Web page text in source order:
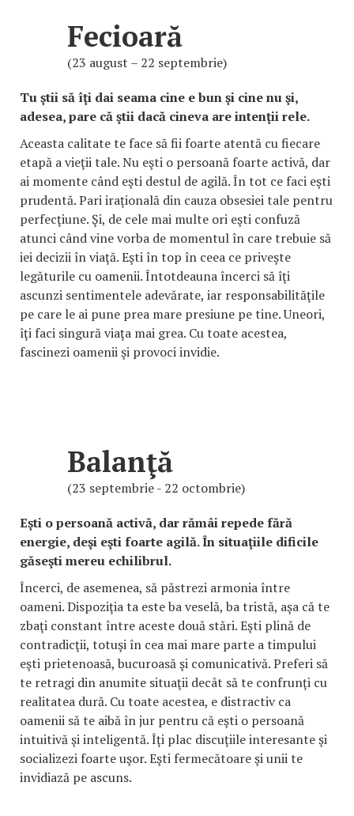
Fecioară
(23 august – 22 septembrie)
Tu ştii să îţi dai seama cine e bun şi cine nu şi,
adesea, pare că ştii dacă cineva are intenţii rele.
Aceasta calitate te face să fii foarte atentă cu fiecare
etapă a vieţii tale. Nu eşti o persoană foarte activă, dar
ai momente când eşti destul de agilă. În tot ce faci eşti
prudentă. Pari iraţională din cauza obsesiei tale pentru
perfecţiune. Şi, de cele mai multe ori eşti confuză
atunci când vine vorba de momentul în care trebuie să
iei decizii în viaţă. Eşti în top în ceea ce priveşte
legăturile cu oamenii. Întotdeauna încerci să îţi
ascunzi sentimentele adevărate, iar responsabilităţile
pe care le ai pune prea mare presiune pe tine. Uneori,
îţi faci singură viaţa mai grea. Cu toate acestea,
fascinezi oamenii şi provoci invidie.
Balanţă
(23 septembrie - 22 octombrie)
Eşti o persoană activă, dar rămâi repede fără
energie, deşi eşti foarte agilă. În situaţiile dificile
găseşti mereu echilibrul.
Încerci, de asemenea, să păstrezi armonia între
oameni. Dispoziţia ta este ba veselă, ba tristă, aşa că te
zbaţi constant între aceste două stări. Eşti plină de
contradicţii, totuşi în cea mai mare parte a timpului
eşti prietenoasă, bucuroasă şi comunicativă. Preferi să
te retragi din anumite situaţii decât să te confrunţi cu
realitatea dură. Cu toate acestea, e distractiv ca
oamenii să te aibă în jur pentru că eşti o persoană
intuitivă şi inteligentă. Îţi plac discuţiile interesante şi
socializezi foarte uşor. Eşti fermecătoare şi unii te
invidiază pe ascuns.